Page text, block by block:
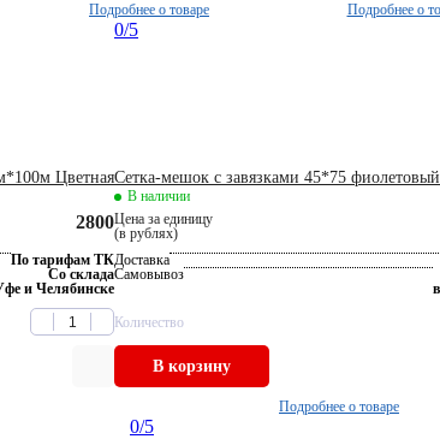
Подробнее о товаре Подробнее о
Цветная
2800
По тарифам ТК
Со склада
и Челябинске
0/5
Сетка-мешок с завязками 45*75
В наличии
Цена за единицу
(в рублях)
Доставка
Самовывоз
Количество
В корзину
Подробнее о товаре
0/5